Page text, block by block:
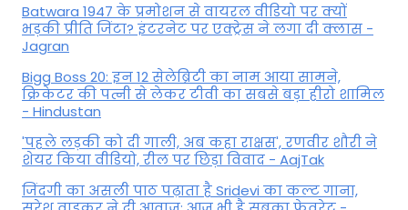
Batwara 1947 के प्रमोशन से वायरल वीडियो पर क्यों
भड़की प्रीति जिंटा? इंटरनेट पर एक्ट्रेस ने लगा दी क्लास -
Jagran
Bigg Boss 20: इन 12 सेलेब्रिटी का नाम आया सामने,
क्रिकेटर की पत्नी से लेकर टीवी का सबसे बड़ा हीरो शामिल
- Hindustan
'पहले लड़की को दी गाली, अब कहा राक्षस', रणवीर शौरी ने
शेयर किया वीडियो, रील पर छिड़ा विवाद - AajTak
जिंदगी का असली पाठ पढ़ाता है Sridevi का कल्ट गाना,